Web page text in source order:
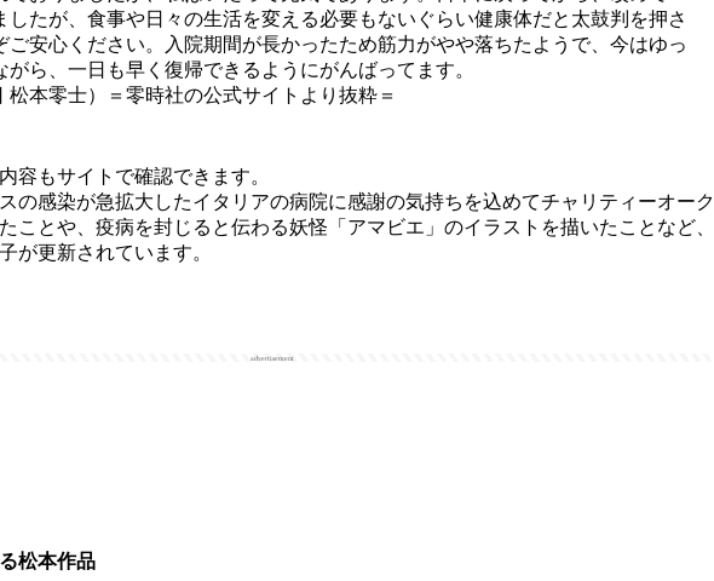
したが、食事や日々の生活を変える必要もないぐらい健康体だと太鼓判を押さ
ご安心ください。入院期間が長かったため筋力がやや落ちたようで、今はゆっ
がら、一日も早く復帰できるようにがんばってます。
松本零士）＝零時社の公式サイトより抜粋＝
容もサイトで確認できます。
の感染が急拡大したイタリアの病院に感謝の気持ちを込めてチャリティーオーク
ことや、疫病を封じると伝わる妖怪「アマビエ」のイラストを描いたことなど、
が更新されています。
advertisement
松本作品